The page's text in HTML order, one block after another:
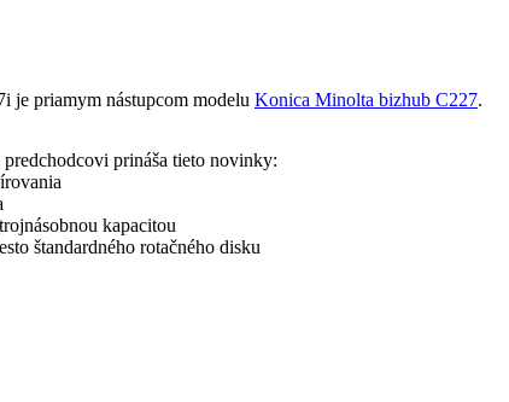
je priamym nástupcom modelu Konica Minolta bizhub C227.
prináša tieto novinky:
kapacitou
štandardného rotačného disku